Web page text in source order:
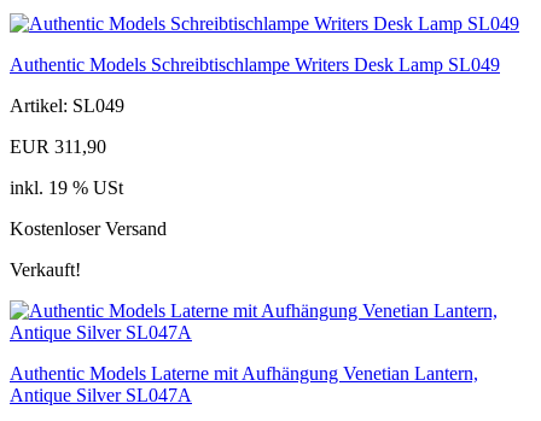
Authentic Models Schreibtischlampe Writers Desk Lamp SL049
Artikel: SL049
EUR 311,90
inkl. 19 % USt
Kostenloser Versand
Verkauft!
Authentic Models Laterne mit Aufhängung Venetian Lantern,
Antique Silver SL047A